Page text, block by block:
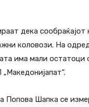
дека сообраќајот
коловози. На
има мали остатоци
Попова Шапка се